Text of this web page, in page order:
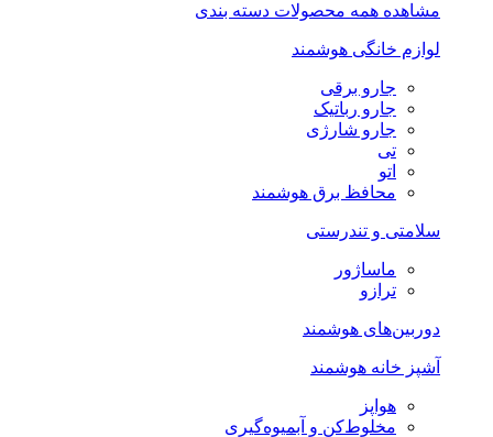
مشاهده همه محصولات دسته بندی
لوازم خانگی هوشمند
جارو برقی
جارو رباتیک
جارو شارژی
تی
اتو
محافظ برق هوشمند
سلامتی و تندرستی
ماساژور
ترازو
دوربین‌های هوشمند
آشپز خانه هوشمند
هواپز
مخلوط‌کن و آبمیوه‌گیری